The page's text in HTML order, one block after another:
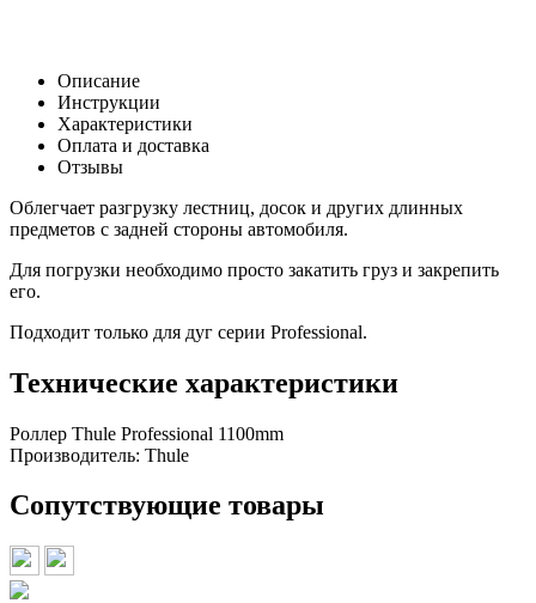
Описание
Инструкции
Характеристики
Оплата и доставка
Отзывы
Облегчает разгрузку лестниц, досок и других длинных
предметов с задней стороны автомобиля.
Для погрузки необходимо просто закатить груз и закрепить
его.
Подходит только для дуг серии Professional.
Технические характеристики
Роллер Thule Professional 1100mm
Производитель: Thule
Сопутствующие товары